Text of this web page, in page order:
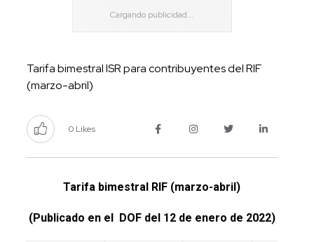
Tarifa bimestral ISR para contribuyentes del RIF
(marzo-abril)
0 Likes
Tarifa bimestral RIF (marzo-abril)
(Publicado en el DOF del 12 de enero de 2022)